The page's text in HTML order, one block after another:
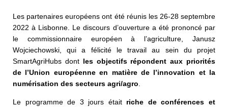
Les partenaires européens ont été réunis les 26-28 septembre
2022 à Lisbonne. Le discours d’ouverture a été prononcé par
le commissionnaire européen à l’agriculture, Janusz
Wojciechowski, qui a félicité le travail au sein du projet
SmartAgriHubs dont les objectifs répondent aux priorités
de l’Union européenne en matière de l’innovation et la
numérisation des secteurs agri/agro
Le programme de 3 jours était riche de conférences et